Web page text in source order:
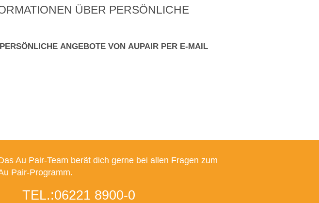
ÜBER PERSÖNLICHE
ANGEBOTE VON AUPAIR PER E-MAIL
Au Pair-Team berät dich gerne bei allen Fragen zum
Pair-Programm.
TEL.:06221 8900-0